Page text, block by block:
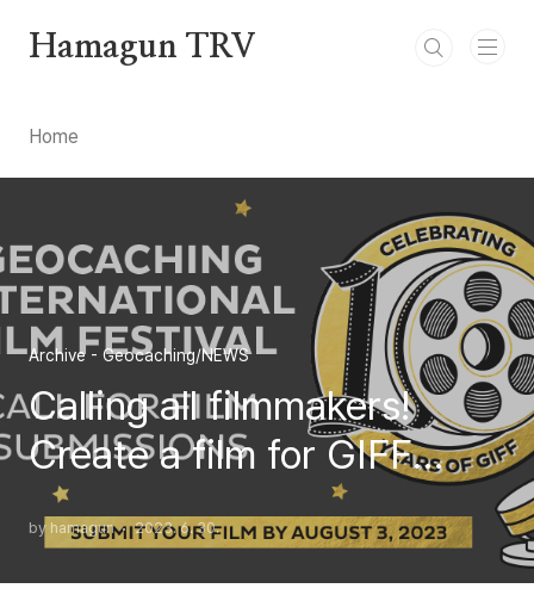
Hamagun TRV
Home
Archive - Geocaching/NEWS
Calling all filmmakers!
Create a film for GIFF
2023
by hamagun 2023. 6. 30.